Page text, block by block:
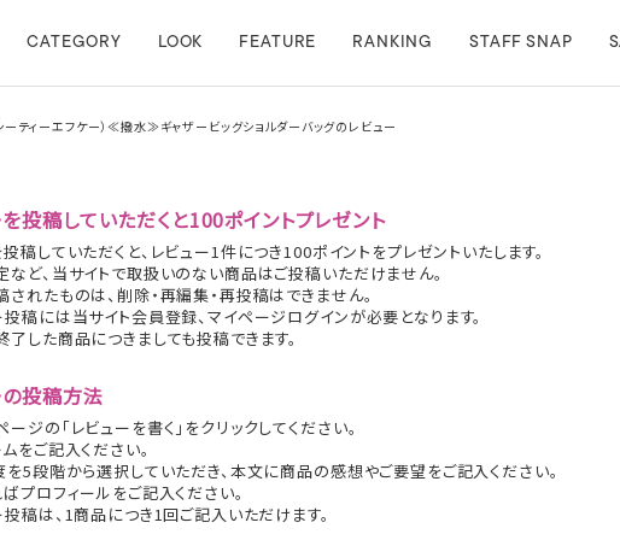
CATEGORY LOOK FEATURE RANKING STAFF SNAP
ティーエフケー）≪撥水≫ギャザービッグショルダーバッグのレビュー
投稿していただくと100ポイントプレゼント
稿していただくと、レビュー1件につき100ポイントをプレゼントいたします。
ど、当サイトで取扱いのない商品はご投稿いただけません。
れたものは、削除・再編集・再投稿はできません。
稿には当サイト会員登録、マイページログインが必要となります。
した商品につきましても投稿できます。
の投稿方法
ジの「レビューを書く」をクリックしてください。
をご記入ください。
を5段階から選択していただき、本文に商品の感想やご要望をご記入ください。
プロフィールをご記入ください。
稿は、1商品につき1回ご記入いただけます。